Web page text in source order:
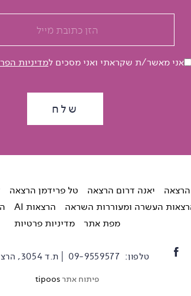
אני מאשר/ת שקראתי ואני מסכים למדיניות
יאנה דרום הרצאה טל פרידמן הרצאה
העשרה ומעוררות השראה הרצאות AI
מפת אתר
מדיניות פרטיות
טלפון: 09-9559577 ת.ד 3054, הרצליה
פיתוח אתרtipoos